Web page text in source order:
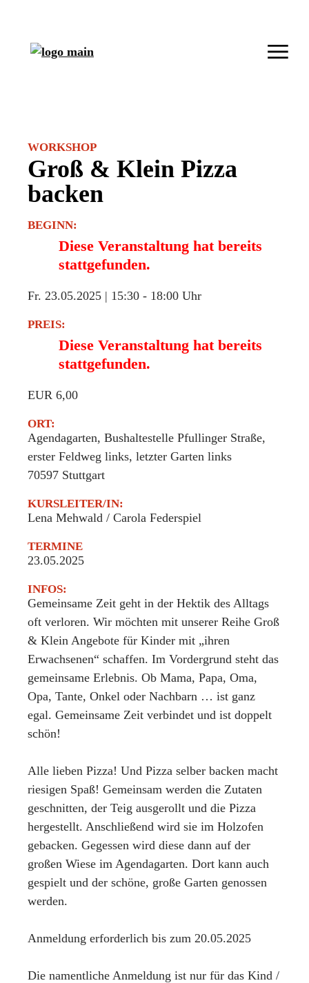
WORKSHOP
Groß & Klein Pizza
backen
BEGINN:
Diese Veranstaltung hat bereits
stattgefunden.
Fr. 23.05.2025 | 15:30 - 18:00 Uhr
PREIS:
Diese Veranstaltung hat bereits
stattgefunden.
EUR 6,00
ORT:
Agendagarten, Bushaltestelle Pfullinger Straße,
erster Feldweg links, letzter Garten links
70597 Stuttgart
KURSLEITER/IN:
Lena Mehwald / Carola Federspiel
TERMINE
23.05.2025
INFOS:
Gemeinsame Zeit geht in der Hektik des Alltags
oft verloren. Wir möchten mit unserer Reihe Groß
& Klein Angebote für Kinder mit „ihren
Erwachsenen“ schaffen. Im Vordergrund steht das
gemeinsame Erlebnis. Ob Mama, Papa, Oma,
Opa, Tante, Onkel oder Nachbarn … ist ganz
egal. Gemeinsame Zeit verbindet und ist doppelt
schön!
Alle lieben Pizza! Und Pizza selber backen macht
riesigen Spaß! Gemeinsam werden die Zutaten
geschnitten, der Teig ausgerollt und die Pizza
hergestellt. Anschließend wird sie im Holzofen
gebacken. Gegessen wird diese dann auf der
großen Wiese im Agendagarten. Dort kann auch
gespielt und der schöne, große Garten genossen
werden.
Anmeldung erforderlich bis zum 20.05.2025
Die namentliche Anmeldung ist nur für das Kind /